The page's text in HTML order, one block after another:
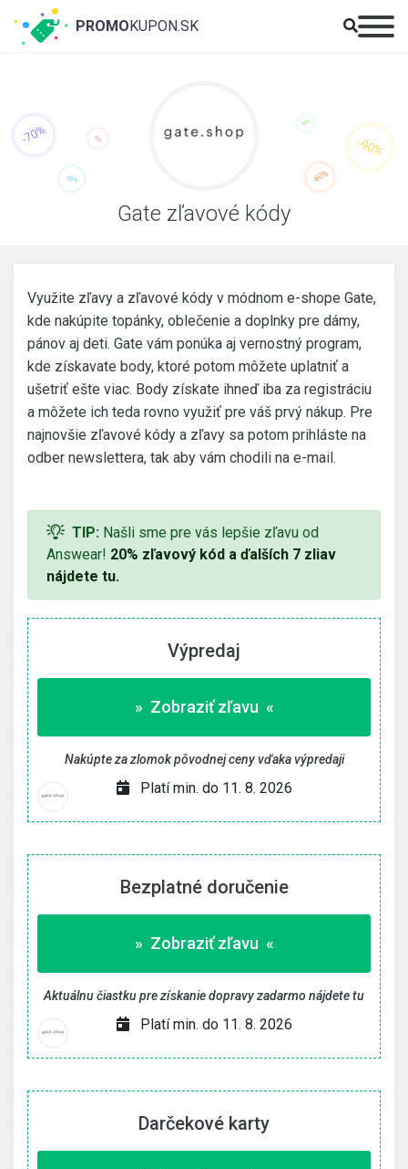
Gate zľavové kódy
Využite zľavy a zľavové kódy v módnom e-shope Gate,
kde nakúpite topánky, oblečenie a doplnky pre dámy,
pánov aj deti. Gate vám ponúka aj vernostný program,
kde získavate body, ktoré potom môžete uplatniť a
ušetriť ešte viac. Body získate ihneď iba za registráciu
a môžete ich teda rovno využiť pre váš prvý nákup. Pre
najnovšie zľavové kódy a zľavy sa potom prihláste na
odber newslettera, tak aby vám chodili na e-mail.
TIP: Našli sme pre vás lepšie zľavu od
Answear! 20% zľavový kód a ďalších 7 zliav
nájdete tu.
Výpredaj
» Zobraziť zľavu «
Nakúpte za zlomok pôvodnej ceny vďaka výpredaji
Platí min. do 11. 8. 2026
Bezplatné doručenie
» Zobraziť zľavu «
Aktuálnu čiastku pre získanie dopravy zadarmo nájdete tu
Platí min. do 11. 8. 2026
Darčekové karty
PROMOKUPON.SK